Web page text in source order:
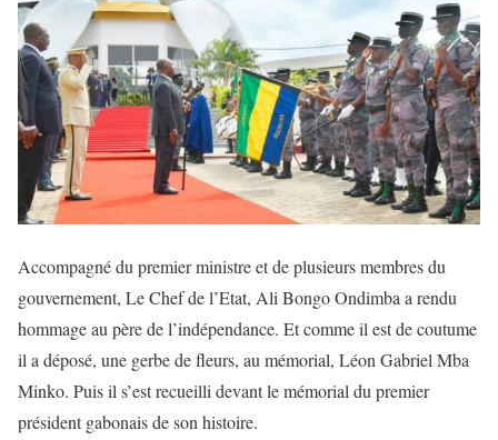
Accompagné du premier ministre et de plusieurs membres du
gouvernement, Le Chef de l’Etat, Ali Bongo Ondimba a rendu
hommage au père de l’indépendance. Et comme il est de coutume
il a déposé, une gerbe de fleurs, au mémorial, Léon Gabriel Mba
Minko. Puis il s’est recueilli devant le mémorial du premier
président gabonais de son histoire.